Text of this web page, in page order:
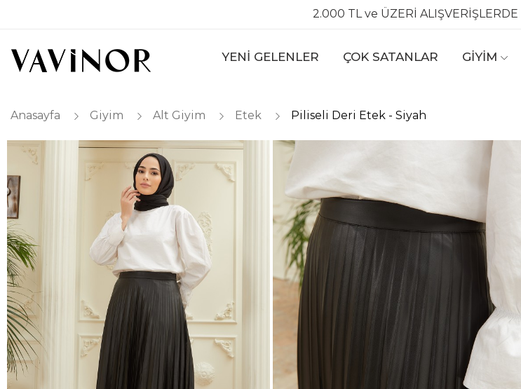
2.000 TL ve ÜZERİ ALIŞVERİŞLERDE
YENİ GELENLER ÇOK SATANLAR GİYİM
Anasayfa Giyim Alt Giyim Etek Piliseli Deri Etek - Siyah